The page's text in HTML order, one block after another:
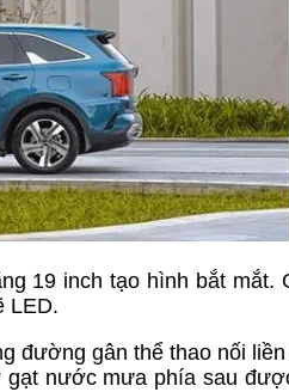
19 inch tạo hình bắt
LED.
đường gân thể thao nối
nước mưa phía sau